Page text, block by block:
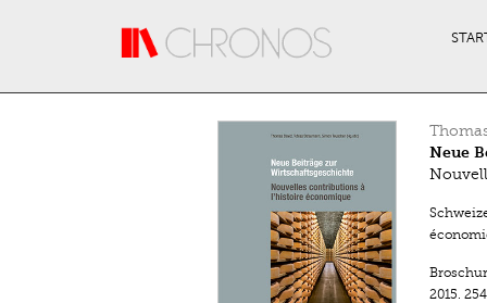
Neue
Broschur
2015.